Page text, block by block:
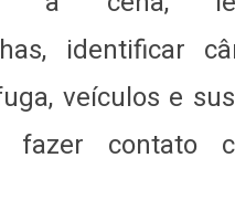
identificar
veículos e
fazer contato